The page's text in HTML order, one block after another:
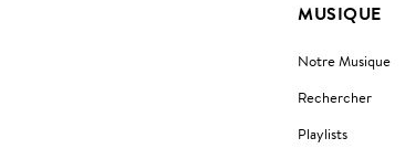
MUSIQUE
Notre Musique
Rechercher
Playlists